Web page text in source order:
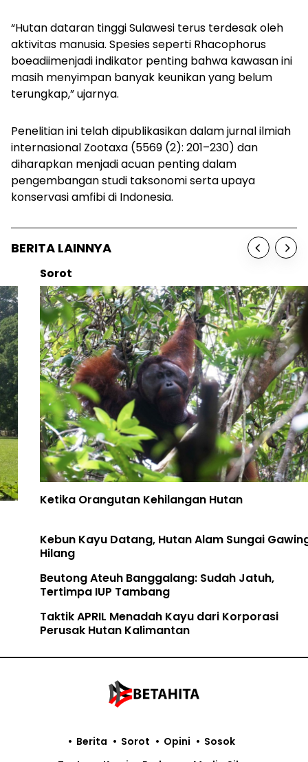
“Hutan dataran tinggi Sulawesi terus terdesak oleh
aktivitas manusia. Spesies seperti Rhacophorus
boeadiimenjadi indikator penting bahwa kawasan ini
masih menyimpan banyak keunikan yang belum
terungkap,” ujarnya.
Penelitian ini telah dipublikasikan dalam jurnal ilmiah
internasional Zootaxa (5569 (2): 201–230) dan
diharapkan menjadi acuan penting dalam
pengembangan studi taksonomi serta upaya
konservasi amfibi di Indonesia.
BERITA LAINNYA
Sorot
Ketika Orangutan Kehilangan Hutan
Kebun Kayu Datang, Hutan Alam Sungai Gawing
Hilang
Beutong Ateuh Banggalang: Sudah Jatuh,
Tertimpa IUP Tambang
Taktik APRIL Menadah Kayu dari Korporasi
Perusak Hutan Kalimantan
Berita Sorot Opini
Sosok